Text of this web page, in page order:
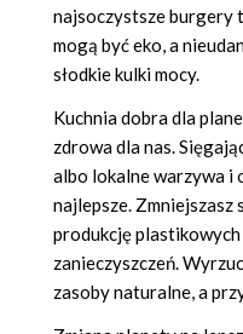
najsoczystsze burgery
mogą być eko, a
słodkie kulki mocy.
Kuchnia dobra dla
zdrowa dla nas.
albo lokalne warzywa i
najlepsze.
produkcję
zanieczyszczeń.
zasoby naturalne, a